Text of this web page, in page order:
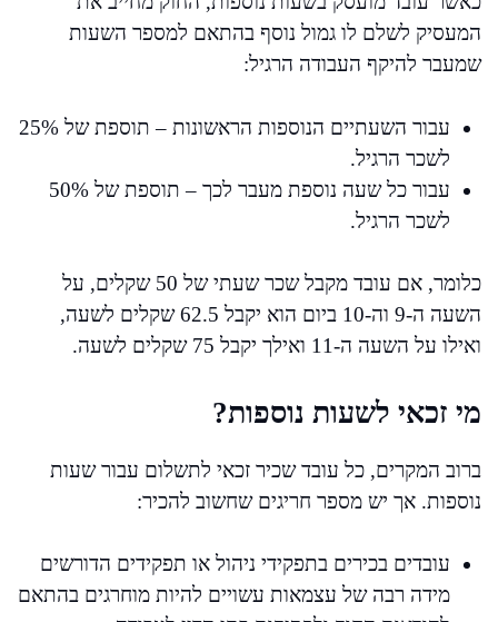
המעסיק לשלם לו גמול נוסף בהתאם למספר השעות
שמעבר להיקף העבודה הרגיל:
עבור השעתיים הנוספות הראשונות – תוספת של 25%
לשכר הרגיל.
עבור כל שעה נוספת מעבר לכך – תוספת של 50%
לשכר הרגיל.
כלומר, אם עובד מקבל שכר שעתי של 50 שקלים, על
השעה ה-9 וה-10 ביום הוא יקבל 62.5 שקלים לשעה,
ואילו על השעה ה-11 ואילך יקבל 75 שקלים לשעה.
מי זכאי לשעות נוספות?
ברוב המקרים, כל עובד שכיר זכאי לתשלום עבור שעות
נוספות. אך יש מספר חריגים שחשוב להכיר:
עובדים בכירים בתפקידי ניהול או תפקידים הדורשים
מידה רבה של עצמאות עשויים להיות מוחרגים בהתאם